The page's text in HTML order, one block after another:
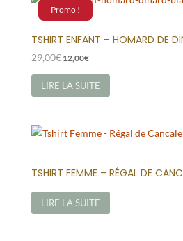
Promo !
TSHIRT ENFANT – HOMARD DE
29,00€ Le
initial
était :
12,00€Le
actuel
est :
LIRE LA SUITE
TSHIRT FEMME – RÉGAL DE
LIRE LA SUITE